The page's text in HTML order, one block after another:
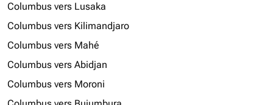
Columbus vers Lusaka
Columbus vers Kilimandjaro
Columbus vers Mahé
Columbus vers Abidjan
Columbus vers Moroni